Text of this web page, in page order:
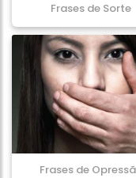
Frases de Sorte
Frases de